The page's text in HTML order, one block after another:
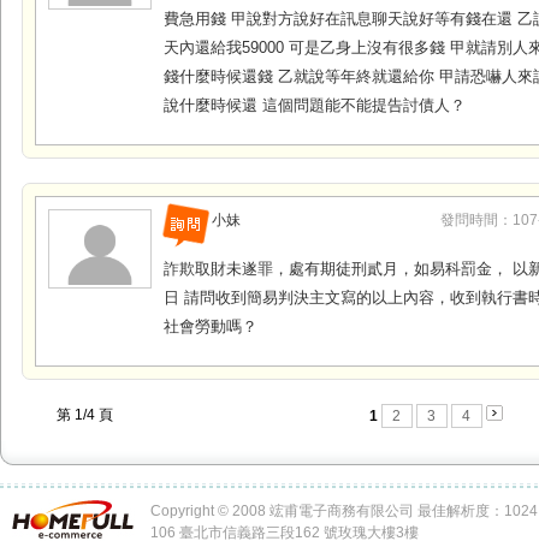
費急用錢 甲說對方說好在訊息聊天說好等有錢在還 乙
天內還給我59000 可是乙身上沒有很多錢 甲就請別人
錢什麼時候還錢 乙就說等年終就還給你 甲請恐嚇人來
說什麼時候還 這個問題能不能提告討債人？
小妹 發問時間：
詐欺取財未遂罪，處有期徒刑貳月，如易科罰金， 以
日 請問收到簡易判決主文寫的以上內容，收到執行書
社會勞動嗎？
第 1/4 頁 1 2 3 4
Copyright © 2008 竤甫電子商務有限公司 最佳解析度：
106 臺北市信義路三段162 號玫瑰大樓3樓